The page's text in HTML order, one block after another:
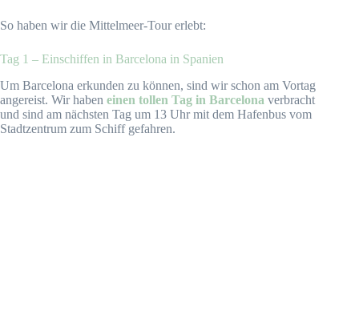
So haben wir die Mittelmeer-Tour erlebt:
Tag 1 – Einschiffen in Barcelona in Spanien
Um Barcelona erkunden zu können, sind wir schon am Vortag
angereist. Wir haben einen tollen Tag in Barcelona verbracht
und sind am nächsten Tag um 13 Uhr mit dem Hafenbus vom
Stadtzentrum zum Schiff gefahren.